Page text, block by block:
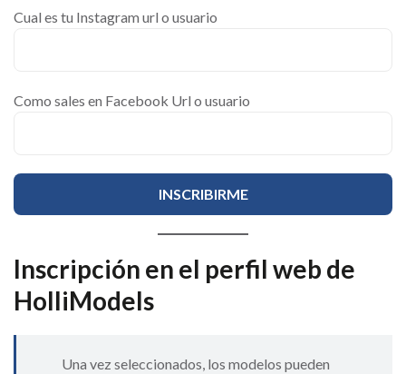
Cual es tu Instagram url o usuario
Como sales en Facebook Url o usuario
Inscripción en el perfil web de
HolliModels
Una vez seleccionados, los modelos pueden